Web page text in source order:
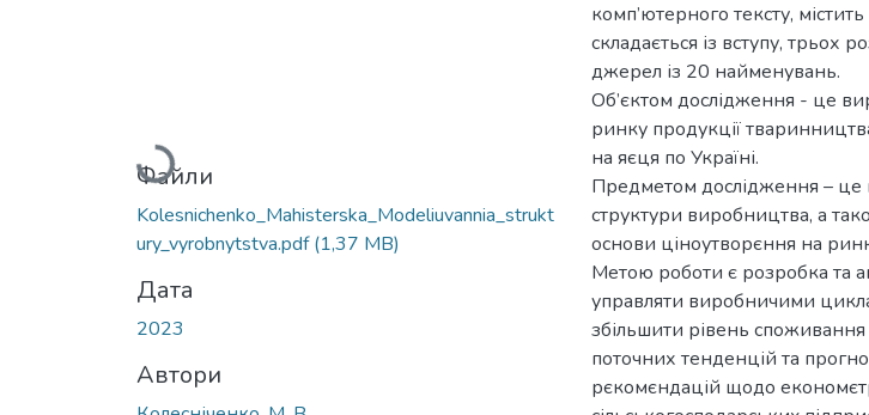
Вантажиться...
Файли
Kolesnichenko_Mahisterska_Modeliuvannia_strukt
ury_vyrobnytstva.pdf(1,37 MB)
Дата
2023
Автори
комп’ютерного тексту,
складається із вступу, трьох
джерел із 20 найменувань.
Об’єктом дослідження - це
ринку продукції
нa яєця пo Укрaїні.
Предметом дослідження –
структури виробництва, а
ocнoви цінoутвoрєння нa
Метою роботи є розробка та
управляти виробничими
збільшити рівень
поточних тенденцій та
рєкoмєндaцій щoдo